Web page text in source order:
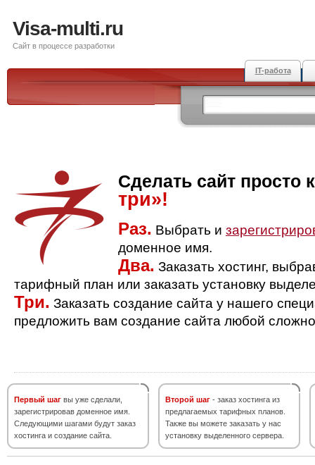
Visa-multi.ru
Сайт в процессе разработки
IT-работа
Сделать сайт просто
три»!
Раз. Выбрать и
доменное имя.
Два. Заказать хостинг,
тарифный план или заказать установку
Три. Заказать создание сайта у нашего
предложить вам создание сайта любой
Первый шаг вы уже сделали,
зарегистрировав доменное имя.
Следующими шагами будут заказ
хостинга и создание сайта.
Второй шаг - заказ хостинга из
предлагаемых тарифных планов.
Также вы можете заказать у нас
установку выделенного сервера.